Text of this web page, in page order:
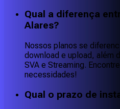
Qual a diferença
Alares?
Nossos planos se
download e upload, além
SVA e Streaming.
necessidades!
Qual o prazo de